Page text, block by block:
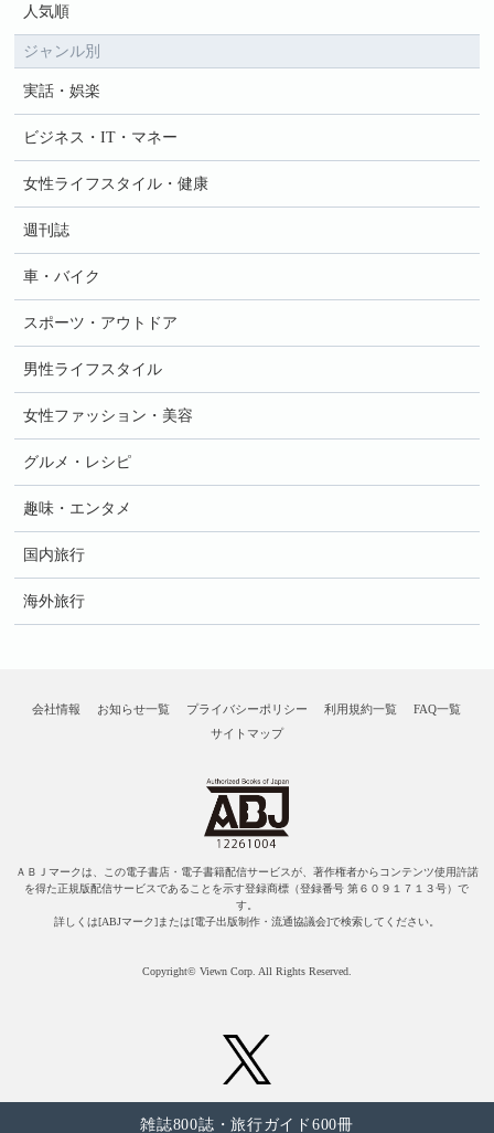
人気順
ジャンル別
実話・娯楽
ビジネス・IT・マネー
女性ライフスタイル・健康
週刊誌
車・バイク
スポーツ・アウトドア
男性ライフスタイル
女性ファッション・美容
グルメ・レシピ
趣味・エンタメ
国内旅行
海外旅行
会社情報 お知らせ一覧 プライバシーポリシー 利用規約一覧
FAQ一覧
サイトマップ
ＡＢＪマークは、この電子書店・電子書籍配信サービスが、著作権者からコンテンツ使用許諾
を得た正規版配信サービスであることを示す登録商標（登録番号 第６０９１７１３号）で
す。
詳しくは[ABJマーク]または[電子出版制作・流通協議会]で検索してください。
Copyright© Viewn Corp. All Rights Reserved.
雑誌800誌・旅行ガイド600冊